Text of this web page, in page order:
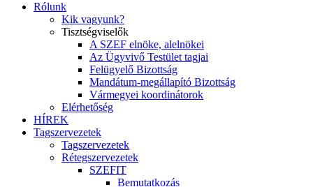
Rólunk
Kik vagyunk?
Tisztségviselők
A SZEF elnöke, alelnökei
Az Ügyvivő Testület tagjai
Felügyelő Bizottság
Mandátum-megállapító Bizottság
Vármegyei koordinátorok
Elérhetőség
HÍREK
Tagszervezetek
Tagszervezetek
Rétegszervezetek
SZEFIT
Bemutatkozás